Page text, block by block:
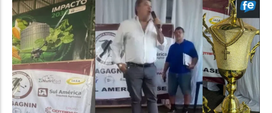
Paraná
Política
Santa Helena e Região
Saúde e Bem-Estar